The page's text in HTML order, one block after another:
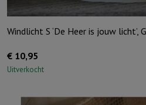
Windlicht S ‘De Heer is jouw licht’,
€ 10,95
Uitverkocht